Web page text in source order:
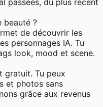
beauté ?
de découvrir les
personnages IA. Tu
look, mood et scene.
gratuit. Tu peux
et photos sans
grâce aux revenus